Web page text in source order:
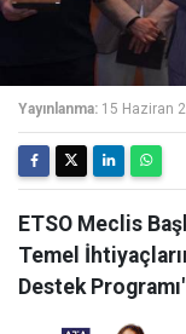
Yayınlanma: 15 Haziran
ETSO Meclis
Temel
Destek